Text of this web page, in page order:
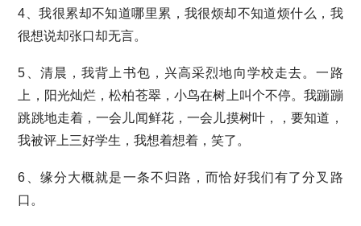
4、我很累却不知道哪里累，我很烦却不知道烦什么，我
很想说却张口却无言。
5、清晨，我背上书包，兴高采烈地向学校走去。一路
上，阳光灿烂，松柏苍翠，小鸟在树上叫个不停。我蹦蹦
跳跳地走着，一会儿闻鲜花，一会儿摸树叶，，要知道，
我被评上三好学生，我想着想着，笑了。
6、缘分大概就是一条不归路，而恰好我们有了分叉路
口。